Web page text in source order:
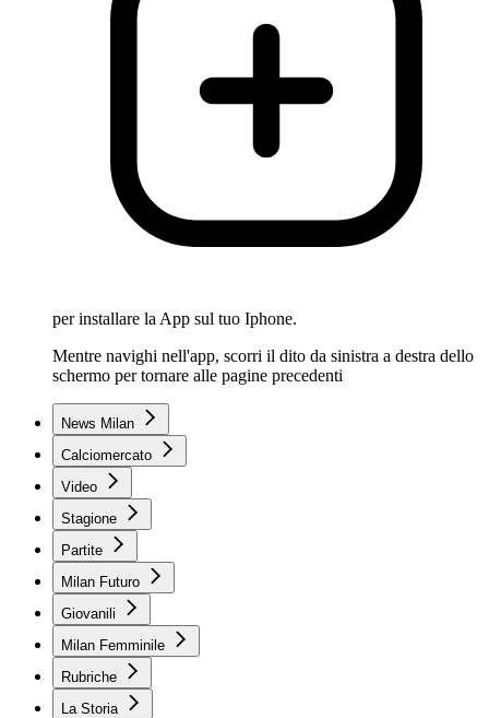
per installare la App sul tuo Iphone.
Mentre navighi nell'app, scorri il dito da sinistra a destra dello
schermo per tornare alle pagine precedenti
News Milan
Calciomercato
Video
Stagione
Partite
Milan Futuro
Giovanili
Milan Femminile
Rubriche
La Storia